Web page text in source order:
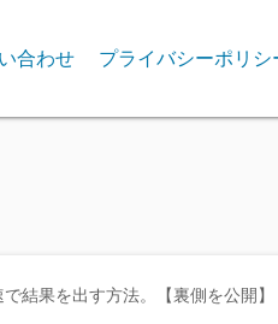
合わせ プライバシーポリシ
結果を出す方法。【裏側を公開】